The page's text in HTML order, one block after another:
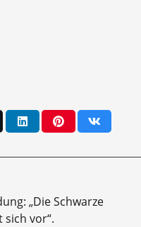
„Die Schwarze
sich vor“.